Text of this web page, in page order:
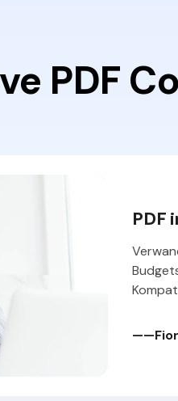
PDF
Klick
Vom